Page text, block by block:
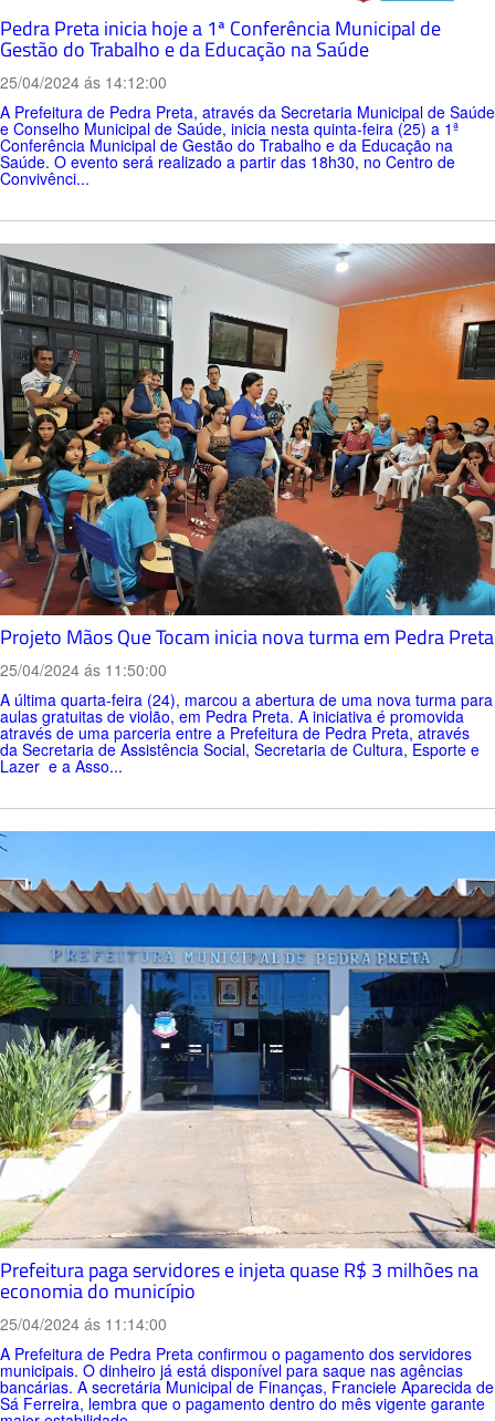
Pedra Preta inicia hoje a 1ª Conferência Municipal de
Gestão do Trabalho e da Educação na Saúde
25/04/2024 ás 14:12:00
A Prefeitura de Pedra Preta, através da Secretaria Municipal de Saúde
e Conselho Municipal de Saúde, inicia nesta quinta-feira (25) a 1ª
Conferência Municipal de Gestão do Trabalho e da Educação na
Saúde. O evento será realizado a partir das 18h30, no Centro de
Convivênci...
Projeto Mãos Que Tocam inicia nova turma em Pedra Preta
25/04/2024 ás 11:50:00
A última quarta-feira (24), marcou a abertura de uma nova turma para
aulas gratuitas de violão, em Pedra Preta. A iniciativa é promovida
através de uma parceria entre a Prefeitura de Pedra Preta, através
da Secretaria de Assistência Social, Secretaria de Cultura, Esporte e
Lazer e a Asso...
Prefeitura paga servidores e injeta quase R$ 3 milhões na
economia do município
25/04/2024 ás 11:14:00
A Prefeitura de Pedra Preta confirmou o pagamento dos servidores
municipais. O dinheiro já está disponível para saque nas agências
bancárias. A secretária Municipal de Finanças, Franciele Aparecida de
Sá Ferreira, lembra que o pagamento dentro do mês vigente garante